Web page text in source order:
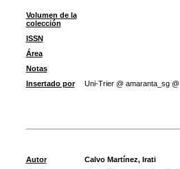
Volumen de la
colección
ISSN
Área
Notas
Insertado por
Uni-Trier @ amaranta_sg @
Autor
Calvo Martínez, Irati